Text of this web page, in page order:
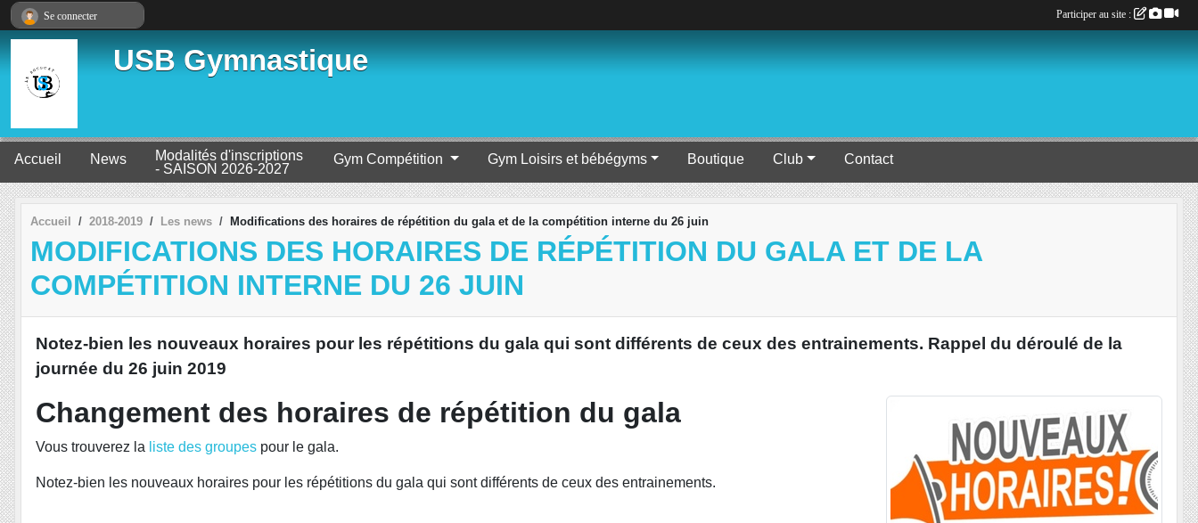
USB Gymnastique
Accueil News
Modalités d'inscriptions
- SAISON 2026-2027
Gym Compétition Gym Loisirs et bébégyms Boutique Club Contact
Accueil 2018-2019 Les news Modifications des horaires de répétition du gala et de la compétition interne du 26 juin
MODIFICATIONS DES HORAIRES DE RÉPÉTITION DU GALA ET DE LA
COMPÉTITION INTERNE DU 26 JUIN
Notez-bien les nouveaux horaires pour les répétitions du gala qui sont différents de ceux des entrainements. Rappel du déroulé de la
journée du 26 juin 2019
Changement des horaires de répétition du gala
Vous trouverez la liste des groupes pour le gala.
Notez-bien les nouveaux horaires pour les répétitions du gala qui sont différents de ceux des entrainements.
Se connecter Participer au site :
Panneau de gestion des cookies